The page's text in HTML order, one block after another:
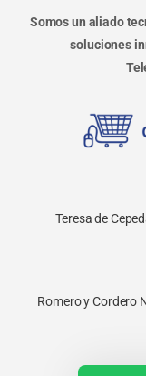
Somos un aliado
soluciones
Teresa de
Romero y Cordero